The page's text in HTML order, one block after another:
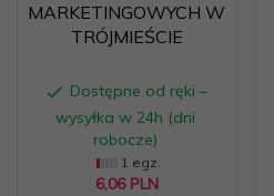
MARKETINGOWYCH W
TRÓJMIEŚCIE
Dostępne od ręki –
wysyłka w 24h (dni
robocze)
1 egz.
6,06 PLN